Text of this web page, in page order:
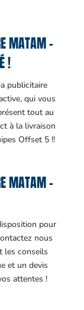
MATAM –
!
publicitaire
qui vous
tout au
à la livraison
Offset 5 !!
MATAM –
pour
nous
les conseils
et un devis
attentes !